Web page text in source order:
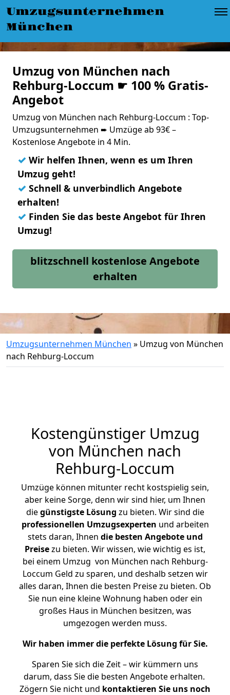
Umzugsunternehmen
München
Umzug von München nach
Rehburg-Loccum ☛ 100 % Gratis-
Angebot
Umzug von München nach Rehburg-Loccum : Top-
Umzugsunternehmen ➨ Umzüge ab 93€ –
Kostenlose Angebote in 4 Min.
✓ Wir helfen Ihnen, wenn es um Ihren
Umzug geht!
✓ Schnell & unverbindlich Angebote
erhalten!
✓ Finden Sie das beste Angebot für Ihren
Umzug!
blitzschnell kostenlose Angebote
erhalten
Umzugsunternehmen München » Umzug von München
nach Rehburg-Loccum
Kostengünstiger Umzug
von München nach
Rehburg-Loccum
Umzüge können mitunter recht kostspielig sein,
aber keine Sorge, denn wir sind hier, um Ihnen
diegünstigste Lösung zu bieten. Wir sind die
professionellen Umzugsexperten und arbeiten
stets daran, Ihnen die besten Angebote und
Preisezu bieten. Wir wissen, wie wichtig es ist,
bei einem Umzug von München nach Rehburg-
Loccum Geld zu sparen, und deshalb setzen wir
alles daran, Ihnen die besten Preise zu bieten. Ob
Sie nun eine kleine Wohnung haben oder ein
großes Haus in München besitzen, was
umgezogen werden muss.
Wir haben immer die perfekte Lösung für Sie.
Sparen Sie sich die Zeit – wir kümmern uns
darum, dass Sie die besten Angebote erhalten.
Zögern Sie nicht und kontaktieren Sie uns noch